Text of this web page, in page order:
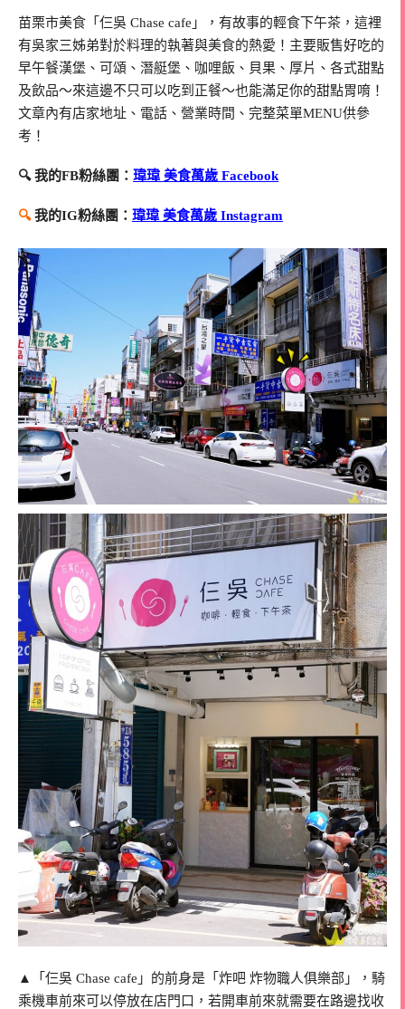
苗栗市美食「仨吳 Chase cafe」，有故事的輕食下午茶，這裡
有吳家三姊弟對於料理的執著與美食的熱愛！主要販售好吃的
早午餐漢堡、可頌、潛艇堡、咖哩飯、貝果、厚片、各式甜點
及飲品～來這邊不只可以吃到正餐～也能滿足你的甜點胃唷！
文章內有店家地址、電話、營業時間、完整菜單MENU供參
考！
🔍 我的FB粉絲團： 瑋瑋 美食萬歲 Facebook
🔍我的IG粉絲團： 瑋瑋 美食萬歲 Instagram
▲「仨吳 Chase cafe」的前身是「炸吧 炸物職人俱樂部」，騎
乘機車前來可以停放在店門口，若開車前來就需要在路邊找收